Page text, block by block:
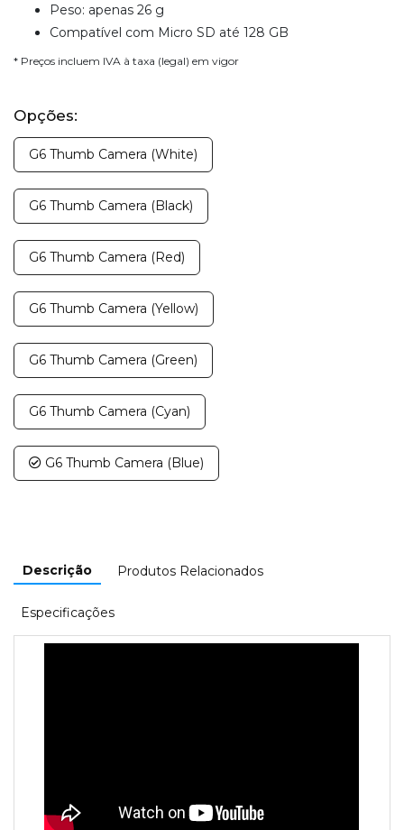
Peso: apenas 26 g
Compatível com Micro SD até 128 GB
* Preços incluem IVA à taxa (legal) em vigor
Opções:
G6 Thumb Camera (White)
G6 Thumb Camera (Black)
G6 Thumb Camera (Red)
G6 Thumb Camera (Yellow)
G6 Thumb Camera (Green)
G6 Thumb Camera (Cyan)
G6 Thumb Camera (Blue)
Descrição Produtos Relacionados
Especificações